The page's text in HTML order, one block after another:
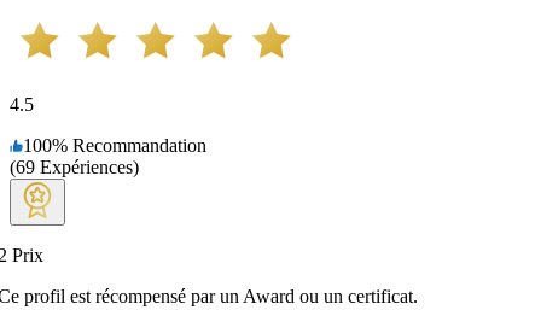
4.5
100% Recommandation
(69 Expériences)
Prix
profil est récompensé par un Award ou un certificat.